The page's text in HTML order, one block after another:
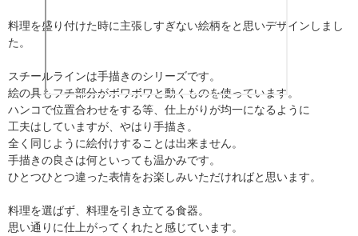
料理を盛り付けた時に主張しすぎない絵柄をと思いデザインしまし
た。
スチールラインは手描きのシリーズです。
絵の具もフチ部分がボワボワと動くものを使っています。
ハンコで位置合わせをする等、仕上がりが均一になるように
工夫はしていますが、やはり手描き。
全く同じように絵付けすることは出来ません。
手描きの良さは何といっても温かみです。
ひとつひとつ違った表情をお楽しみいただければと思います。
料理を選ばず、料理を引き立てる食器。
思い通りに仕上がってくれたと感じています。